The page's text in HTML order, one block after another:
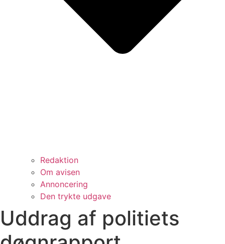
Redaktion
Om avisen
Annoncering
Den trykte udgave
Uddrag af politiets